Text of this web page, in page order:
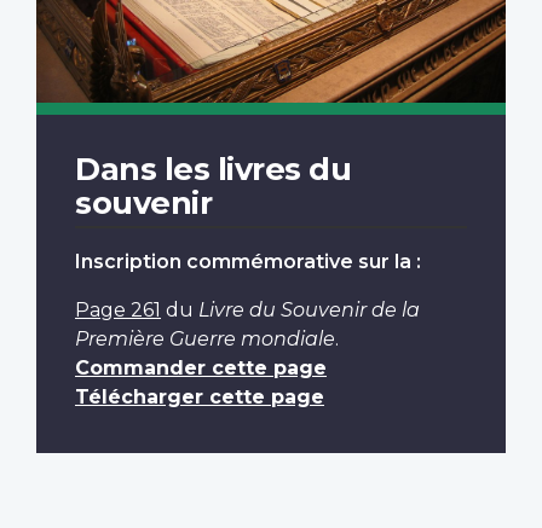
Dans les livres du
souvenir
Inscription commémorative sur la :
Page 261 du Livre du Souvenir de la
Première Guerre mondiale.
Commander cette page
Télécharger cette page